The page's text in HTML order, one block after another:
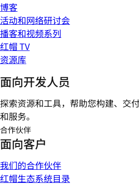
博客
活动和网络研讨会
播客和视频系列
红帽 TV
资源库
面向开发人员
探索资源和工具，帮助您构建、交
和服务。
合作伙伴
面向客户
我们的合作伙伴
红帽生态系统目录